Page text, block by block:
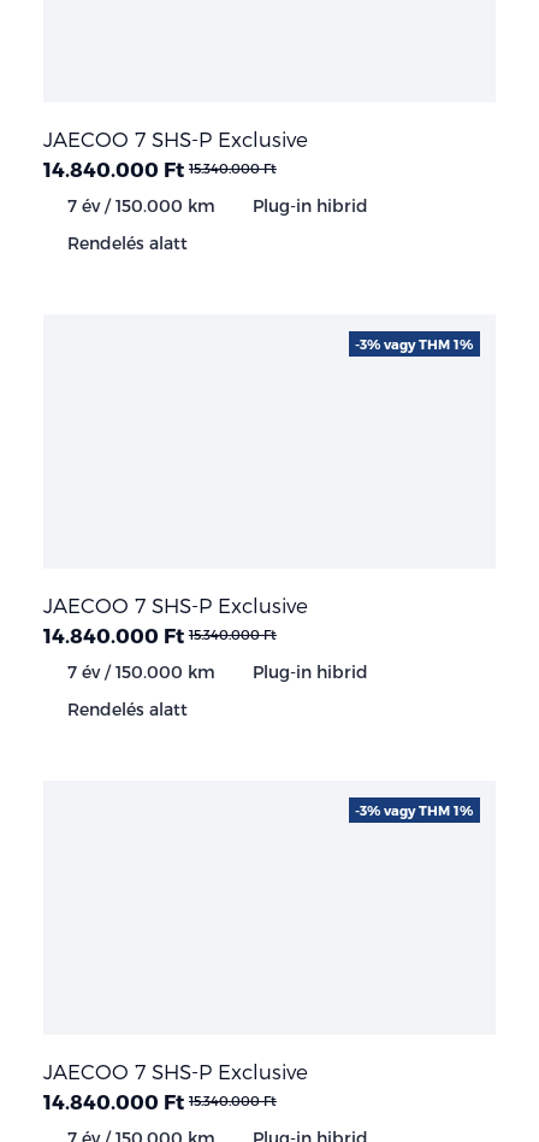
JAECOO 7 SHS-P Exclusive
14.840.000 Ft 15.340.000 Ft
7 év / 150.000 km
Plug-in hibrid
Rendelés alatt
JAECOO 7 SHS-P Exclusive
14.840.000 Ft 15.340.000 Ft
7 év / 150.000 km
Plug-in hibrid
Rendelés alatt
-3% vagy THM 1%
JAECOO 7 SHS-P Exclusive
14.840.000 Ft 15.340.000 Ft
7 év / 150.000 km Plug-in hibrid
-3% vagy THM 1%